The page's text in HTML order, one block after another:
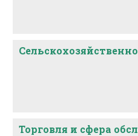
Торговля и сфера